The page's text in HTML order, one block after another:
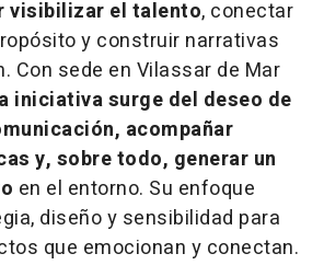
visibilizar el talento, conectar
y construir narrativas
Con sede en Vilassar de Mar
iniciativa surge del deseo de
acompañar
y, sobre todo, generar un
en el entorno. Su enfoque
diseño y sensibilidad para
que emocionan y conectan.